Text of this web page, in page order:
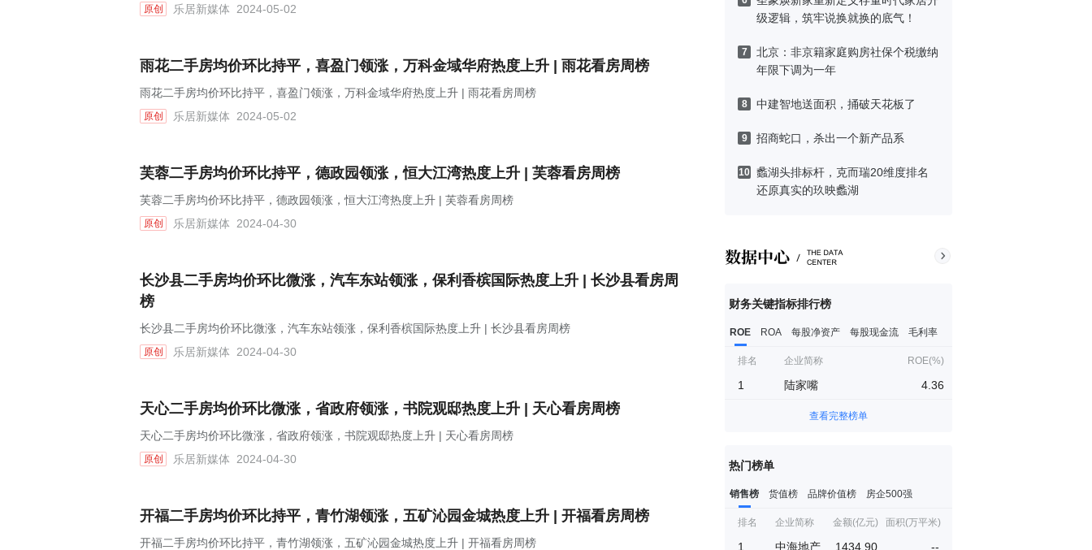
级逻辑，筑牢说换就换的底气！
7
北京：非京籍家庭购房社保个税缴纳
年限下调为一年
8 中建智地送面积，捅破天花板了
9 招商蛇口，杀出一个新产品系
10 蠡湖头排标杆，克而瑞20维度排名
还原真实的玖映蠡湖
财务关键指标排行榜
ROE ROA 每股净资产 每股现金流 毛利率
排名 企业简称 ROE(%)
1 陆家嘴 4.36
查看完整榜单
热门榜单
销售榜 货值榜 品牌价值榜 房企500强
排名 企业简称 金额(亿元) 面积(万平米)
1 中海地产 1434.90 --
原创 乐居新媒体 2024-05-02
雨花二手房均价环比持平，喜盈门领涨，万科金域华府热度上升 | 雨花看房周榜
雨花二手房均价环比持平，喜盈门领涨，万科金域华府热度上升 | 雨花看房周榜
原创 乐居新媒体 2024-05-02
芙蓉二手房均价环比持平，德政园领涨，恒大江湾热度上升 | 芙蓉看房周榜
芙蓉二手房均价环比持平，德政园领涨，恒大江湾热度上升 | 芙蓉看房周榜
原创 乐居新媒体 2024-04-30
长沙县二手房均价环比微涨，汽车东站领涨，保利香槟国际热度上升 | 长沙县看房周
榜
长沙县二手房均价环比微涨，汽车东站领涨，保利香槟国际热度上升 | 长沙县看房周榜
原创 乐居新媒体 2024-04-30
天心二手房均价环比微涨，省政府领涨，书院观邸热度上升 | 天心看房周榜
天心二手房均价环比微涨，省政府领涨，书院观邸热度上升 | 天心看房周榜
原创 乐居新媒体 2024-04-30
开福二手房均价环比持平，青竹湖领涨，五矿沁园金城热度上升 | 开福看房周榜
开福二手房均价环比持平，青竹湖领涨，五矿沁园金城热度上升 | 开福看房周榜